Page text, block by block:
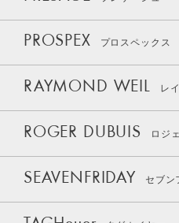
PROSPEX プロスペックス
RAYMOND WEIL レ
ROGER DUBUIS ロジ
SEAVENFRIDAY セブン